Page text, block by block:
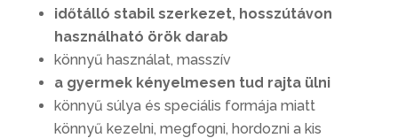
időtálló stabil szerkezet, hosszútávon
használható örök darab
könnyű használat, masszív
a gyermek kényelmesen tud rajta ülni
könnyű súlya és speciális formája miatt
könnyű kezelni, megfogni, hordozni a kis